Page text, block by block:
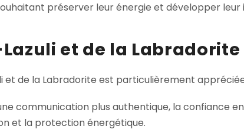
préserver leur énergie et développer leur
et de la Labradorite
et de la Labradorite est particulièrement
communication plus authentique, la confiance
et la protection énergétique.